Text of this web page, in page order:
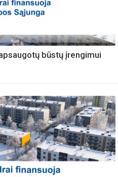
būstų įrengimui